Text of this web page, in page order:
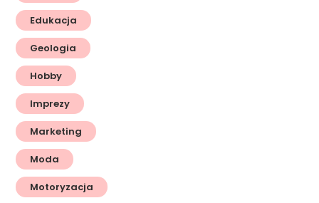
Edukacja
Geologia
Hobby
Imprezy
Marketing
Moda
Motoryzacja